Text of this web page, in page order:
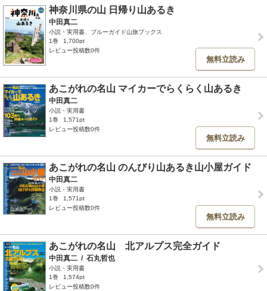
神奈川県の山 日帰り山あるき
中田真二
小説・実用書、ブルーガイド山旅ブックス
1巻
1,700pt
レビュー投稿数0件
無料立読み
あこがれの名山 マイカーでらくらく山あるき
中田真二
小説・実用書
1巻
1,571pt
レビュー投稿数0件
無料立読み
あこがれの名山 のんびり山あるき山小屋ガイド
中田真二
小説・実用書
1巻
1,571pt
レビュー投稿数0件
無料立読み
あこがれの名山 北アルプス完全ガイド
中田真二 / 石丸哲也
小説・実用書
1巻
1,574pt
レビュー投稿数0件